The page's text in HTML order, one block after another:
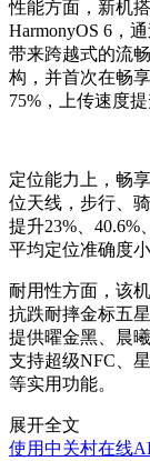
性能方面，新机
HarmonyOS 6，
带来跨越式的流
构，并首次在畅
75%，上传速度
定位能力上，畅
位天线，步行、
提升23%、40.6%
平均定位准确度小
耐用性方面，该
抗跌耐摔金标五
提供曜金黑、晨
支持超级NFC、
等实用功能。
展开全文
使用中关村在线